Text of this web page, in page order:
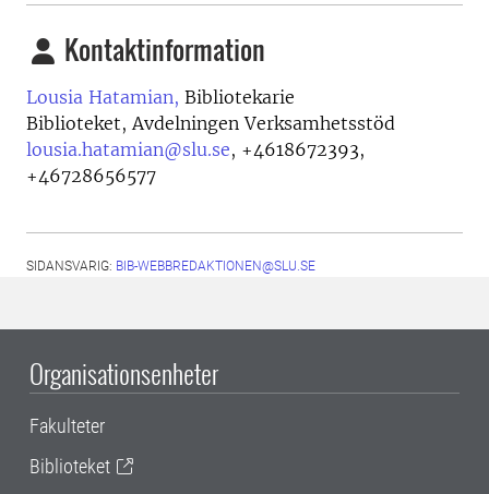
Kontaktinformation
Lousia Hatamian, Bibliotekarie
Biblioteket, Avdelningen Verksamhetsstöd
lousia.hatamian@slu.se, +4618672393,
+46728656577
SIDANSVARIG: BIB-WEBBREDAKTIONEN@SLU.SE
Organisationsenheter
Fakulteter
Biblioteket